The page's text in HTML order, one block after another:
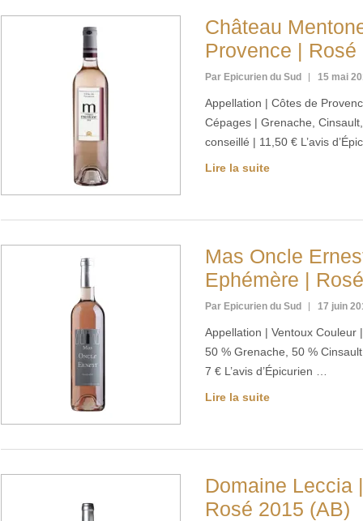
Château
Provence | Rosé
Par Epicurien du Sud 15 mai
Appellation | Côtes de
Cépages | Grenache,
conseillé | 11,50 € L’avis
Lire la suite
Mas Oncle
Ephémère |
Par Epicurien du Sud 17 juin
Appellation | Ventoux Couleur
50 % Grenache, 50 %
7 € L’avis d’Épicurien …
Lire la suite
Domaine Leccia
Rosé 2015 (AB)